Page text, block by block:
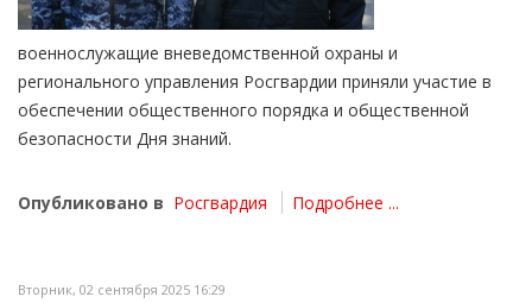
военнослужащие вневедомственной охраны и
регионального управления Росгвардии приняли участие в
обеспечении общественного порядка и общественной
безопасности Дня знаний.
Опубликовано в Росгвардия Подробнее ...
Вторник, 02 сентября 2025 16:29